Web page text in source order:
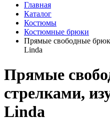
Главная
Каталог
Костюмы
Костюмные брюки
Прямые свободные
Linda
Прямые
стрелками,
Linda